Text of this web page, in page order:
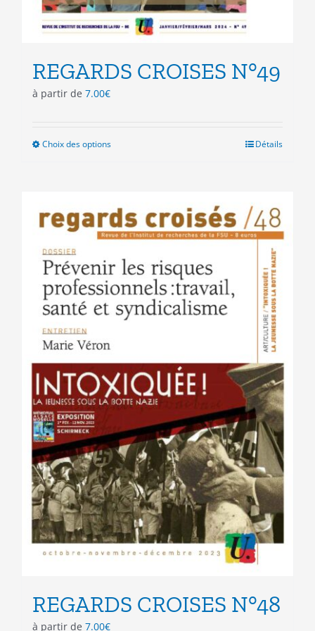
REGARDS CROISES N°49
à partir de 7.00€
Choix des optionsCe
variations.
Les
options
être
choisies
sur
la
produit
Détails
REGARDS CROISES N°48
à partir de 7.00€